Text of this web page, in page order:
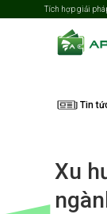
Tích hợp giải
Tin
Xu